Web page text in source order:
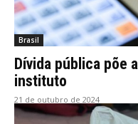
Brasil
Dívida pública põe
instituto
21 de outubro de 2024